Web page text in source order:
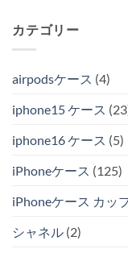
カテゴリー
airpodsケース (4)
iphone15 ケース
iphone16 ケース (5)
iPhoneケース (125)
iPhoneケース カッ
シャネル (2)